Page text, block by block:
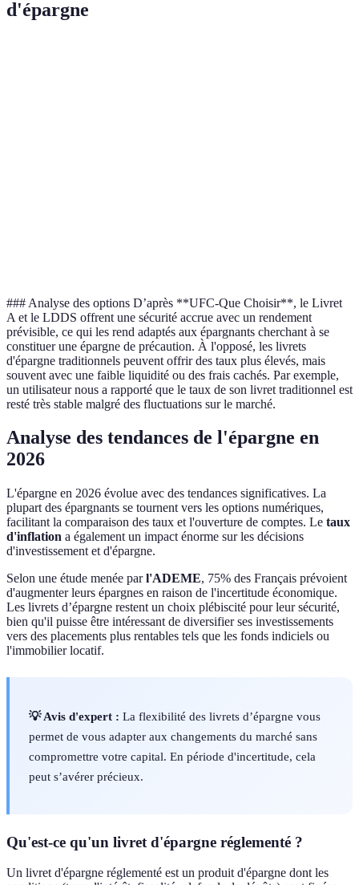
d'épargne
### Analyse des options D’après **UFC-Que Choisir**, le Livret
A et le LDDS offrent une sécurité accrue avec un rendement
prévisible, ce qui les rend adaptés aux épargnants cherchant à se
constituer une épargne de précaution. À l'opposé, les livrets
d'épargne traditionnels peuvent offrir des taux plus élevés, mais
souvent avec une faible liquidité ou des frais cachés. Par exemple,
un utilisateur nous a rapporté que le taux de son livret traditionnel est
resté très stable malgré des fluctuations sur le marché.
Analyse des tendances de l'épargne en
2026
L'épargne en 2026 évolue avec des tendances significatives. La
plupart des épargnants se tournent vers les options numériques,
facilitant la comparaison des taux et l'ouverture de comptes. Le taux
d'inflation a également un impact énorme sur les décisions
d'investissement et d'épargne.
Selon une étude menée parl'ADEME, 75% des Français prévoient
d'augmenter leurs épargnes en raison de l'incertitude économique.
Les livrets d’épargne restent un choix plébiscité pour leur sécurité,
bien qu'il puisse être intéressant de diversifier ses investissements
vers des placements plus rentables tels que les fonds indiciels ou
l'immobilier locatif.
💡 Avis d'expert : La flexibilité des livrets d’épargne vous
permet de vous adapter aux changements du marché sans
compromettre votre capital. En période d'incertitude, cela
peut s’avérer précieux.
Qu'est-ce qu'un livret d'épargne réglementé ?
Un livret d'épargne réglementé est un produit d'épargne dont les